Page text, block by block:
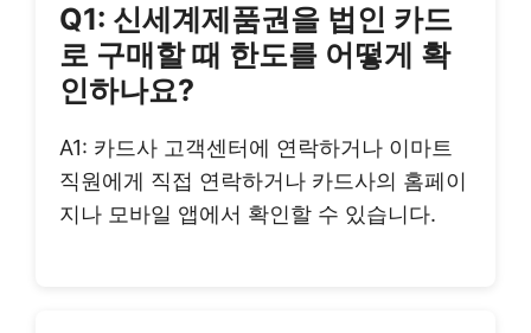
Q1: 신세계제품권을 법인 카드
로 구매할 때 한도를 어떻게 확
인하나요?
A1: 카드사 고객센터에 연락하거나 이마트
직원에게 직접 연락하거나 카드사의 홈페이
지나 모바일 앱에서 확인할 수 있습니다.